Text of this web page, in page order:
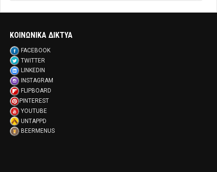
ΚΟΙΝΩΝΙΚΑ ΔΙΚΤΥΑ
FACEBOOK
TWITTER
LINKEDIN
INSTAGRAM
FLIPBOARD
PINTEREST
YOUTUBE
UNTAPPD
BEERMENUS